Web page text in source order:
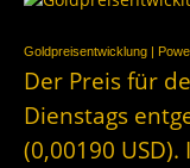
Goldpreisentwicklung |
Der Preis für
Dienstags
(0,00190